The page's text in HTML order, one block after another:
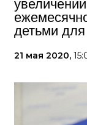
детьми
21 мая 2020,